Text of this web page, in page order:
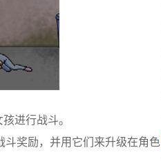
进行战斗。
斗奖励，并用它们来升级在角色